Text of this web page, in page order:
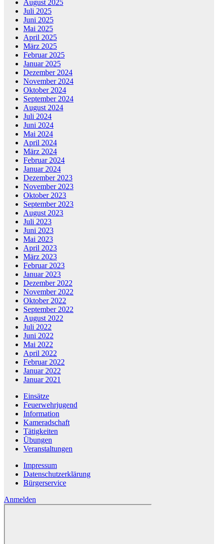
August 2025
Juli 2025
Juni 2025
Mai 2025
April 2025
März 2025
Februar 2025
Januar 2025
Dezember 2024
November 2024
Oktober 2024
September 2024
August 2024
Juli 2024
Juni 2024
Mai 2024
April 2024
März 2024
Februar 2024
Januar 2024
Dezember 2023
November 2023
Oktober 2023
September 2023
August 2023
Juli 2023
Juni 2023
Mai 2023
April 2023
März 2023
Februar 2023
Januar 2023
Dezember 2022
November 2022
Oktober 2022
September 2022
August 2022
Juli 2022
Juni 2022
Mai 2022
April 2022
Februar 2022
Januar 2022
Januar 2021
Einsätze
Feuerwehrjugend
Information
Kameradschaft
Tätigkeiten
Übungen
Veranstaltungen
Impressum
Datenschutzerklärung
Bürgerservice
Anmelden